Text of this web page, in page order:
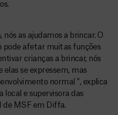
nós as ajudamos a brincar. O
pode afetar muitas funções
crianças a brincar, nós
elas se expressem, mas
normal ”, explica
local e supervisora das
de MSF em Diffa.